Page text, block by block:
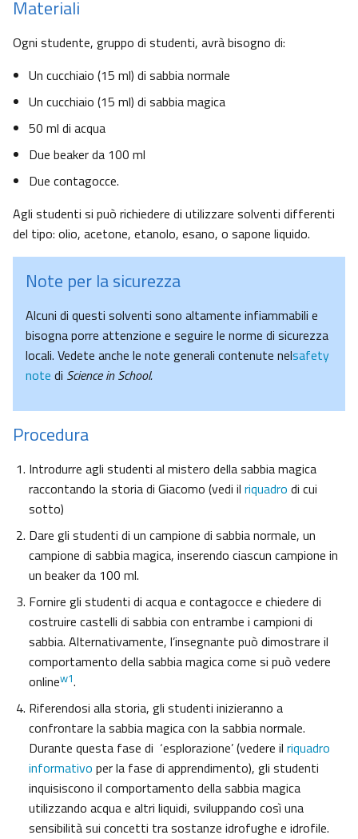
Materiali
Ogni studente, gruppo di studenti, avrà bisogno di:
Un cucchiaio (15 ml) di sabbia normale
Un cucchiaio (15 ml) di sabbia magica
50 ml di acqua
Due beaker da 100 ml
Due contagocce.
Agli studenti si può richiedere di utilizzare solventi differenti
del tipo: olio, acetone, etanolo, esano, o sapone liquido.
Note per la sicurezza
Alcuni di questi solventi sono altamente infiammabili e
bisogna porre attenzione e seguire le norme di sicurezza
locali. Vedete anche le note generali contenute nelsafety
note di Science in School.
Procedura
Introdurre agli studenti al mistero della sabbia magica
raccontando la storia di Giacomo (vedi il riquadro di cui
sotto)
Dare gli studenti di un campione di sabbia normale, un
campione di sabbia magica, inserendo ciascun campione in
un beaker da 100 ml.
Fornire gli studenti di acqua e contagocce e chiedere di
costruire castelli di sabbia con entrambe i campioni di
sabbia. Alternativamente, l’insegnante può dimostrare il
comportamento della sabbia magica come si può vedere
onlinew1.
Riferendosi alla storia, gli studenti inizieranno a
confrontare la sabbia magica con la sabbia normale.
Durante questa fase di ‘esplorazione’ (vedere il riquadro
informativo per la fase di apprendimento), gli studenti
inquisiscono il comportamento della sabbia magica
utilizzando acqua e altri liquidi, sviluppando così una
sensibilità sui concetti tra sostanze idrofughe e idrofile.